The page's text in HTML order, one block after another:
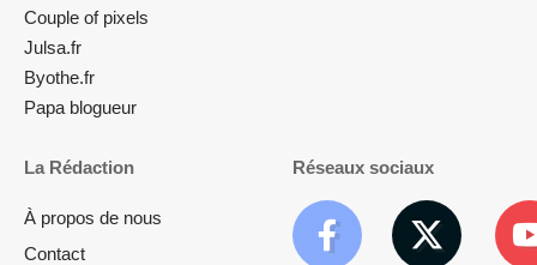
Couple of pixels
Julsa.fr
Byothe.fr
Papa blogueur
La Rédaction
À propos de nous
Contact
Réseaux sociaux